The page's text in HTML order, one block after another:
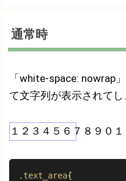
通常時
「white-space: nowrap
て文字列が表示されてし
１２３４５６７８９０
.text_area{